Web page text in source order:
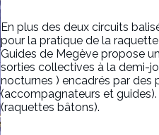
En plus des deux circuits
pour la pratique de la
Guides de Megève propose
sorties collectives à la demi-
nocturnes ) encadrés par
(accompagnateurs et
(raquettes bâtons).